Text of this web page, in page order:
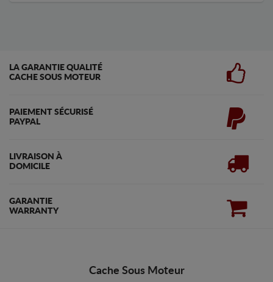
LA GARANTIE QUALITÉ
CACHE SOUS MOTEUR
PAIEMENT SÉCURISÉ
PAYPAL
LIVRAISON À
DOMICILE
GARANTIE
WARRANTY
Cache Sous Moteur